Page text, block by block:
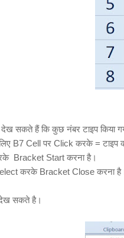
सकते हैं कि कुछ नंबर टाइप किया
B7 Cell पर Click करके = टाइप
Bracket Start करना है।
करके Bracket Close करना
देख सकते है।